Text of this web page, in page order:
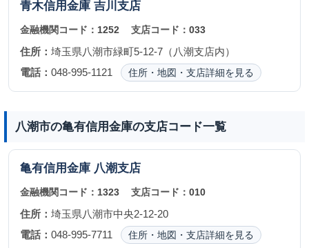
青木信用金庫 吉川支店
金融機関コード： 1252 支店コード：033
住所： 埼玉県八潮市緑町5-12-7（八潮支店内）
電話： 048-995-1121 住所・地図・支店詳細を見る
八潮市の亀有信用金庫の支店コード一覧
亀有信用金庫 八潮支店
金融機関コード： 1323 支店コード：010
住所： 埼玉県八潮市中央2-12-20
電話： 048-995-7711 住所・地図・支店詳細を見る